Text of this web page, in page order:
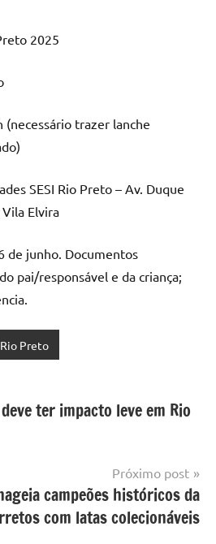
2025
(necessário trazer lanche
SESI Rio Preto – Av. Duque
Elvira
de junho. Documentos
pai/responsável e da criança;
Preto
ter impacto leve em Rio
Próximo post
campeões históricos da
com latas colecionáveis